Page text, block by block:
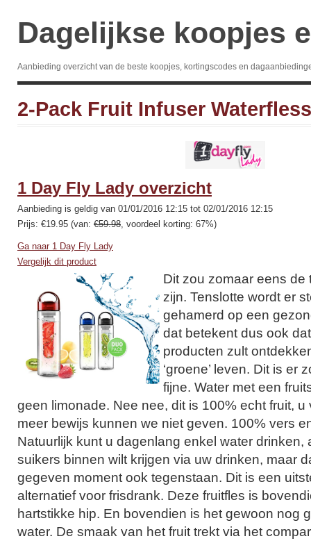
Dagelijkse koopjes
Aanbieding overzicht van de beste koopjes, kortingscodes en
2-​Pack Fruit Infuser
1 Day Fly Lady overzicht
Aanbieding is geldig van 01/01/2016 12:15 tot 02/01/2016 12:15
Prijs: €19.95 (van: €59.98, voordeel korting: 67%)
Ga naar 1 Day Fly Lady
Vergelijk dit product
Dit zou zomaar eens
zijn. Tenslotte wordt er
gehamerd op een
dat betekent dus ook
producten zult
‘groene’ leven. Dit is er
fijne. Water met een
geen limonade. Nee nee, dit is 100% echt fruit, u
meer bewijs kunnen we niet geven. 100% vers
Natuurlijk kunt u dagenlang enkel water drinken,
suikers binnen wilt krijgen via uw drinken, maar
gegeven moment ook tegenstaan. Dit is een
alternatief voor frisdrank. Deze fruitfles is
hartstikke hip. En bovendien is het gewoon nog
water. De smaak van het fruit trekt via het